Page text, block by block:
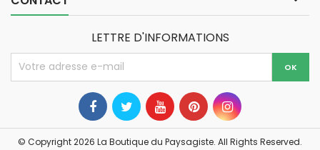
LETTRE D'INFORMATIONS
© Copyright 2026 La Boutique du Paysagiste. All Rights Reserved.